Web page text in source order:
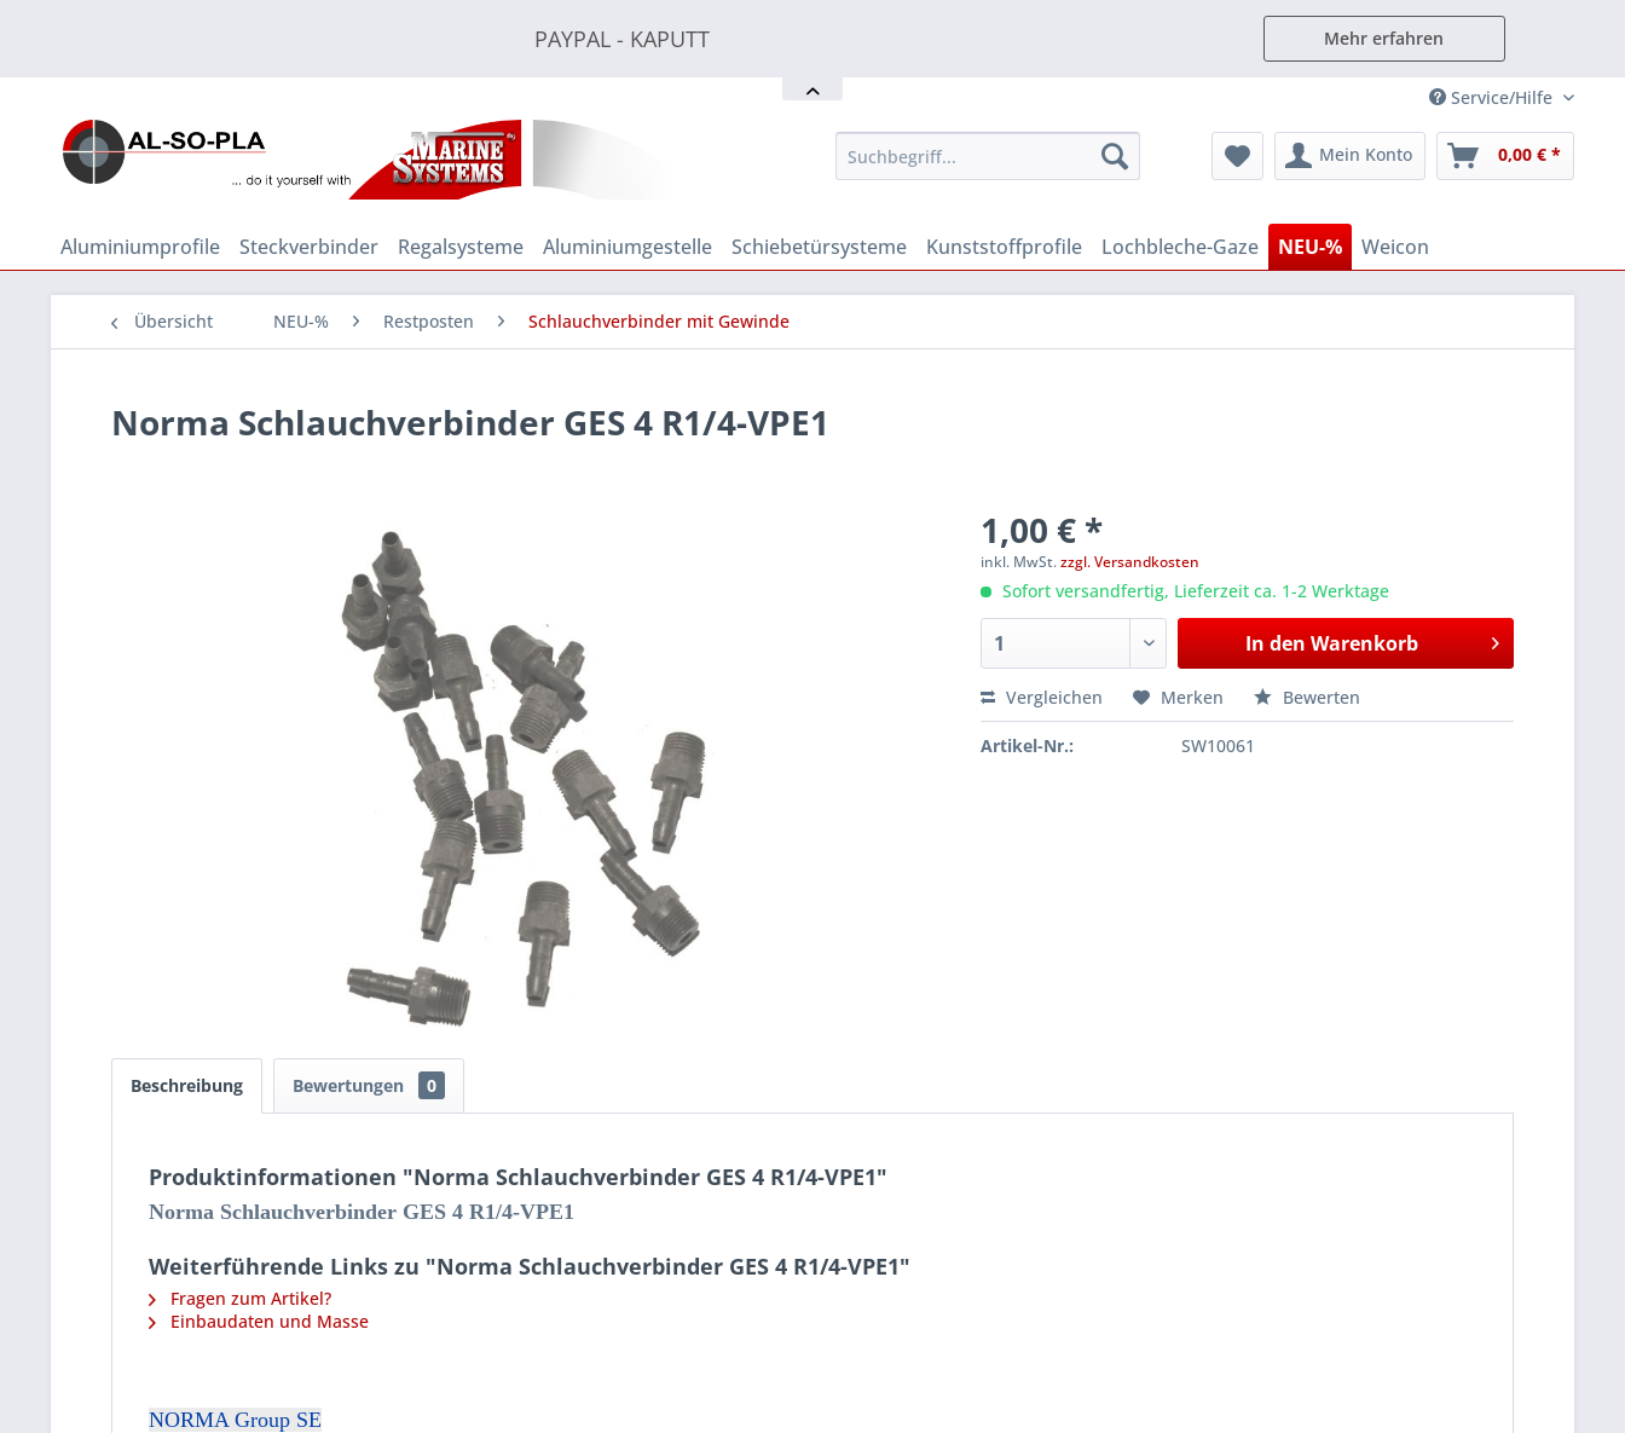
PAYPAL - KAPUTT
Mehr erfahren
Service/Hilfe
Mein Konto 0,00 € *
Aluminiumprofile Steckverbinder Regalsysteme Aluminiumgestelle Schiebetürsysteme Kunststoffprofile Lochbleche-Gaze NEU-% Weicon
Übersicht NEU-% Restposten Schlauchverbinder mit Gewinde
Norma Schlauchverbinder GES 4 R1/4-VPE1
1,00 € *
inkl. MwSt.zzgl. Versandkosten
Sofort versandfertig, Lieferzeit ca. 1-2 Werktage
In den Warenkorb
Vergleichen Merken Bewerten
Artikel-Nr.: SW10061
Beschreibung Bewertungen 0
Produktinformationen "Norma Schlauchverbinder GES 4 R1/4-VPE1"
Norma Schlauchverbinder GES 4 R1/4-VPE1
Weiterführende Links zu "Norma Schlauchverbinder GES 4 R1/4-VPE1"
Fragen zum Artikel?
Einbaudaten und Masse
NORMA Group SE